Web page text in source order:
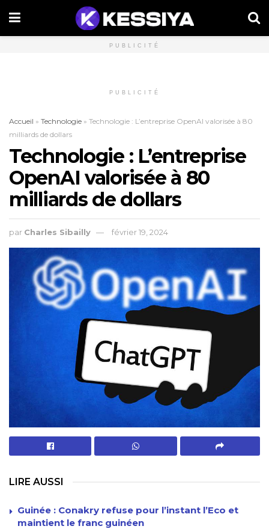
PUBLICITÉ
PUBLICITÉ
Accueil » Technologie » Technologie : L’entreprise OpenAI valorisée à 80
milliards de dollars
Technologie : L’entreprise
OpenAI valorisée à 80
milliards de dollars
par Charles Sibailly février 19, 2024
LIRE AUSSI
Guinée : Conakry refuse pour l’instant l’Eco et
maintient le franc guinéen